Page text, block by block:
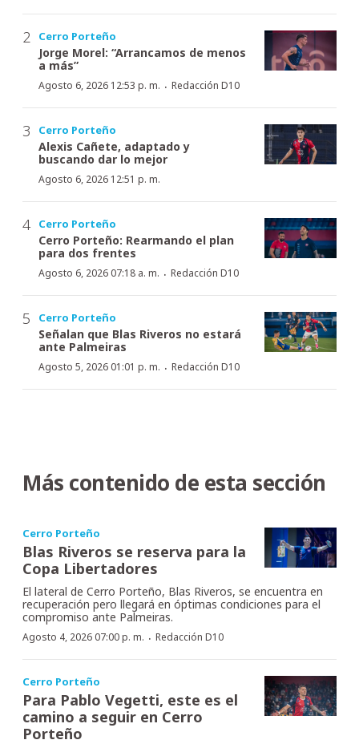
Cerro Porteño
Jorge Morel: “Arrancamos de menos
a más”
Agosto 6, 2026 12:53 p. m. · Redacción D10
Cerro Porteño
Alexis Cañete, adaptado y
buscando dar lo mejor
Agosto 6, 2026 12:51 p. m.
Cerro Porteño
Cerro Porteño: Rearmando el plan
para dos frentes
Agosto 6, 2026 07:18 a. m. · Redacción D10
Cerro Porteño
Señalan que Blas Riveros no estará
ante Palmeiras
Agosto 5, 2026 01:01 p. m. · Redacción D10
Más contenido de esta sección
Cerro Porteño
Blas Riveros se reserva para la
Copa Libertadores
El lateral de Cerro Porteño, Blas Riveros, se encuentra en
recuperación pero llegará en óptimas condiciones para el
compromiso ante Palmeiras.
Agosto 4, 2026 07:00 p. m. · Redacción D10
Cerro Porteño
Para Pablo Vegetti, este es el
camino a seguir en Cerro
Porteño